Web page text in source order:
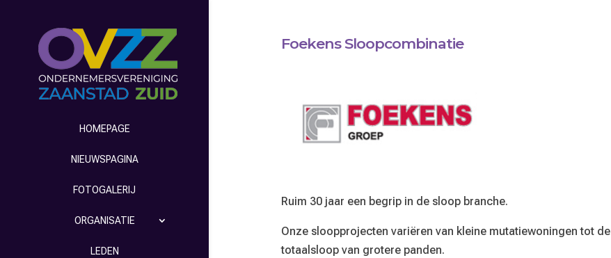
HOMEPAGE
NIEUWSPAGINA
FOTOGALERIJ
ORGANISATIE
LEDEN
Foekens Sloopcombinatie
Ruim 30 jaar een begrip in de sloop branche.
Onze sloopprojecten variëren van kleine mutatiewoningen tot de
totaalsloop van grotere panden.